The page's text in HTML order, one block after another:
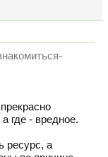
где - вредное.
ресурс, а